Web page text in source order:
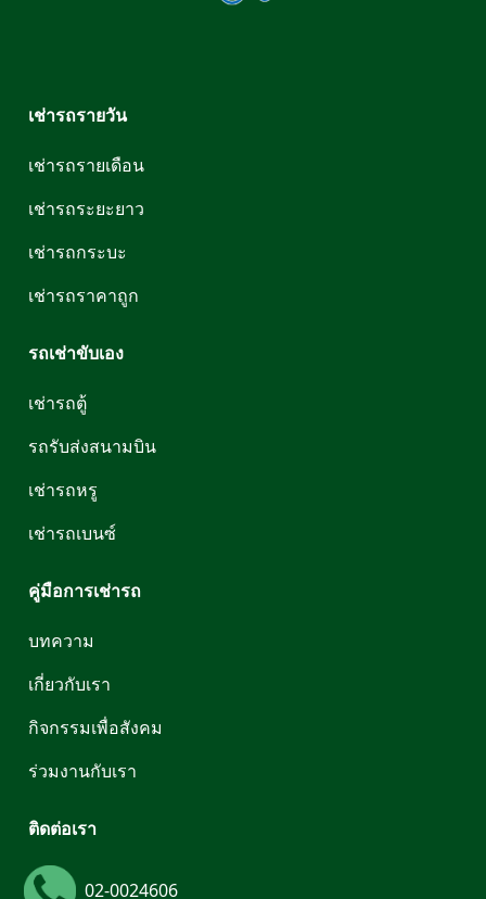
เช่ารถรายวัน
เช่ารถรายเดือน
เช่ารถระยะยาว
เช่ารถกระบะ
เช่ารถราคาถูก
รถเช่าขับเอง
เช่ารถตู้
รถรับส่งสนามบิน
เช่ารถหรู
เช่ารถเบนซ์
คู่มือการเช่ารถ
บทความ
เกี่ยวกับเรา
กิจกรรมเพื่อสังคม
ร่วมงานกับเรา
ติดต่อเรา
02-0024606